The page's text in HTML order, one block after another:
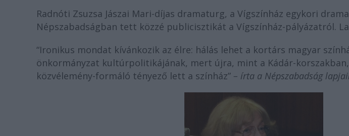
Radnóti Zsuzsa Jászai Mari-díjas dramaturg, a Vígszínház egykori
Népszabadságban tett közzé publicisztikát a Vígszínház-pályázatról.
“Ironikus mondat kívánkozik az élre: hálás lehet a kortárs magyar
önkormányzat kultúrpolitikájának, mert újra, mint a Kádár-
közvélemény-formáló tényező lett a színház” – írta a Népszabadság